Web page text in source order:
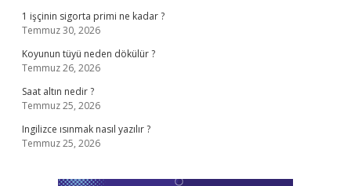
1 işçinin sigorta primi ne kadar ?
Temmuz 30, 2026
Koyunun tüyü neden dökülür ?
Temmuz 26, 2026
Saat altın nedir ?
Temmuz 25, 2026
Ingilizce ısınmak nasıl yazılır ?
Temmuz 25, 2026